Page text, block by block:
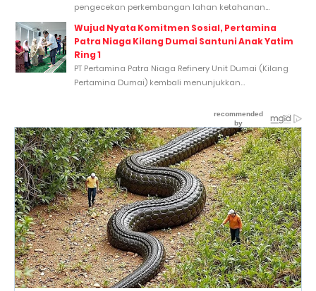
pengecekan perkembangan lahan ketahanan...
Wujud Nyata Komitmen Sosial, Pertamina
Patra Niaga Kilang Dumai Santuni Anak Yatim
Ring 1
PT Pertamina Patra Niaga Refinery Unit Dumai (Kilang
Pertamina Dumai) kembali menunjukkan...